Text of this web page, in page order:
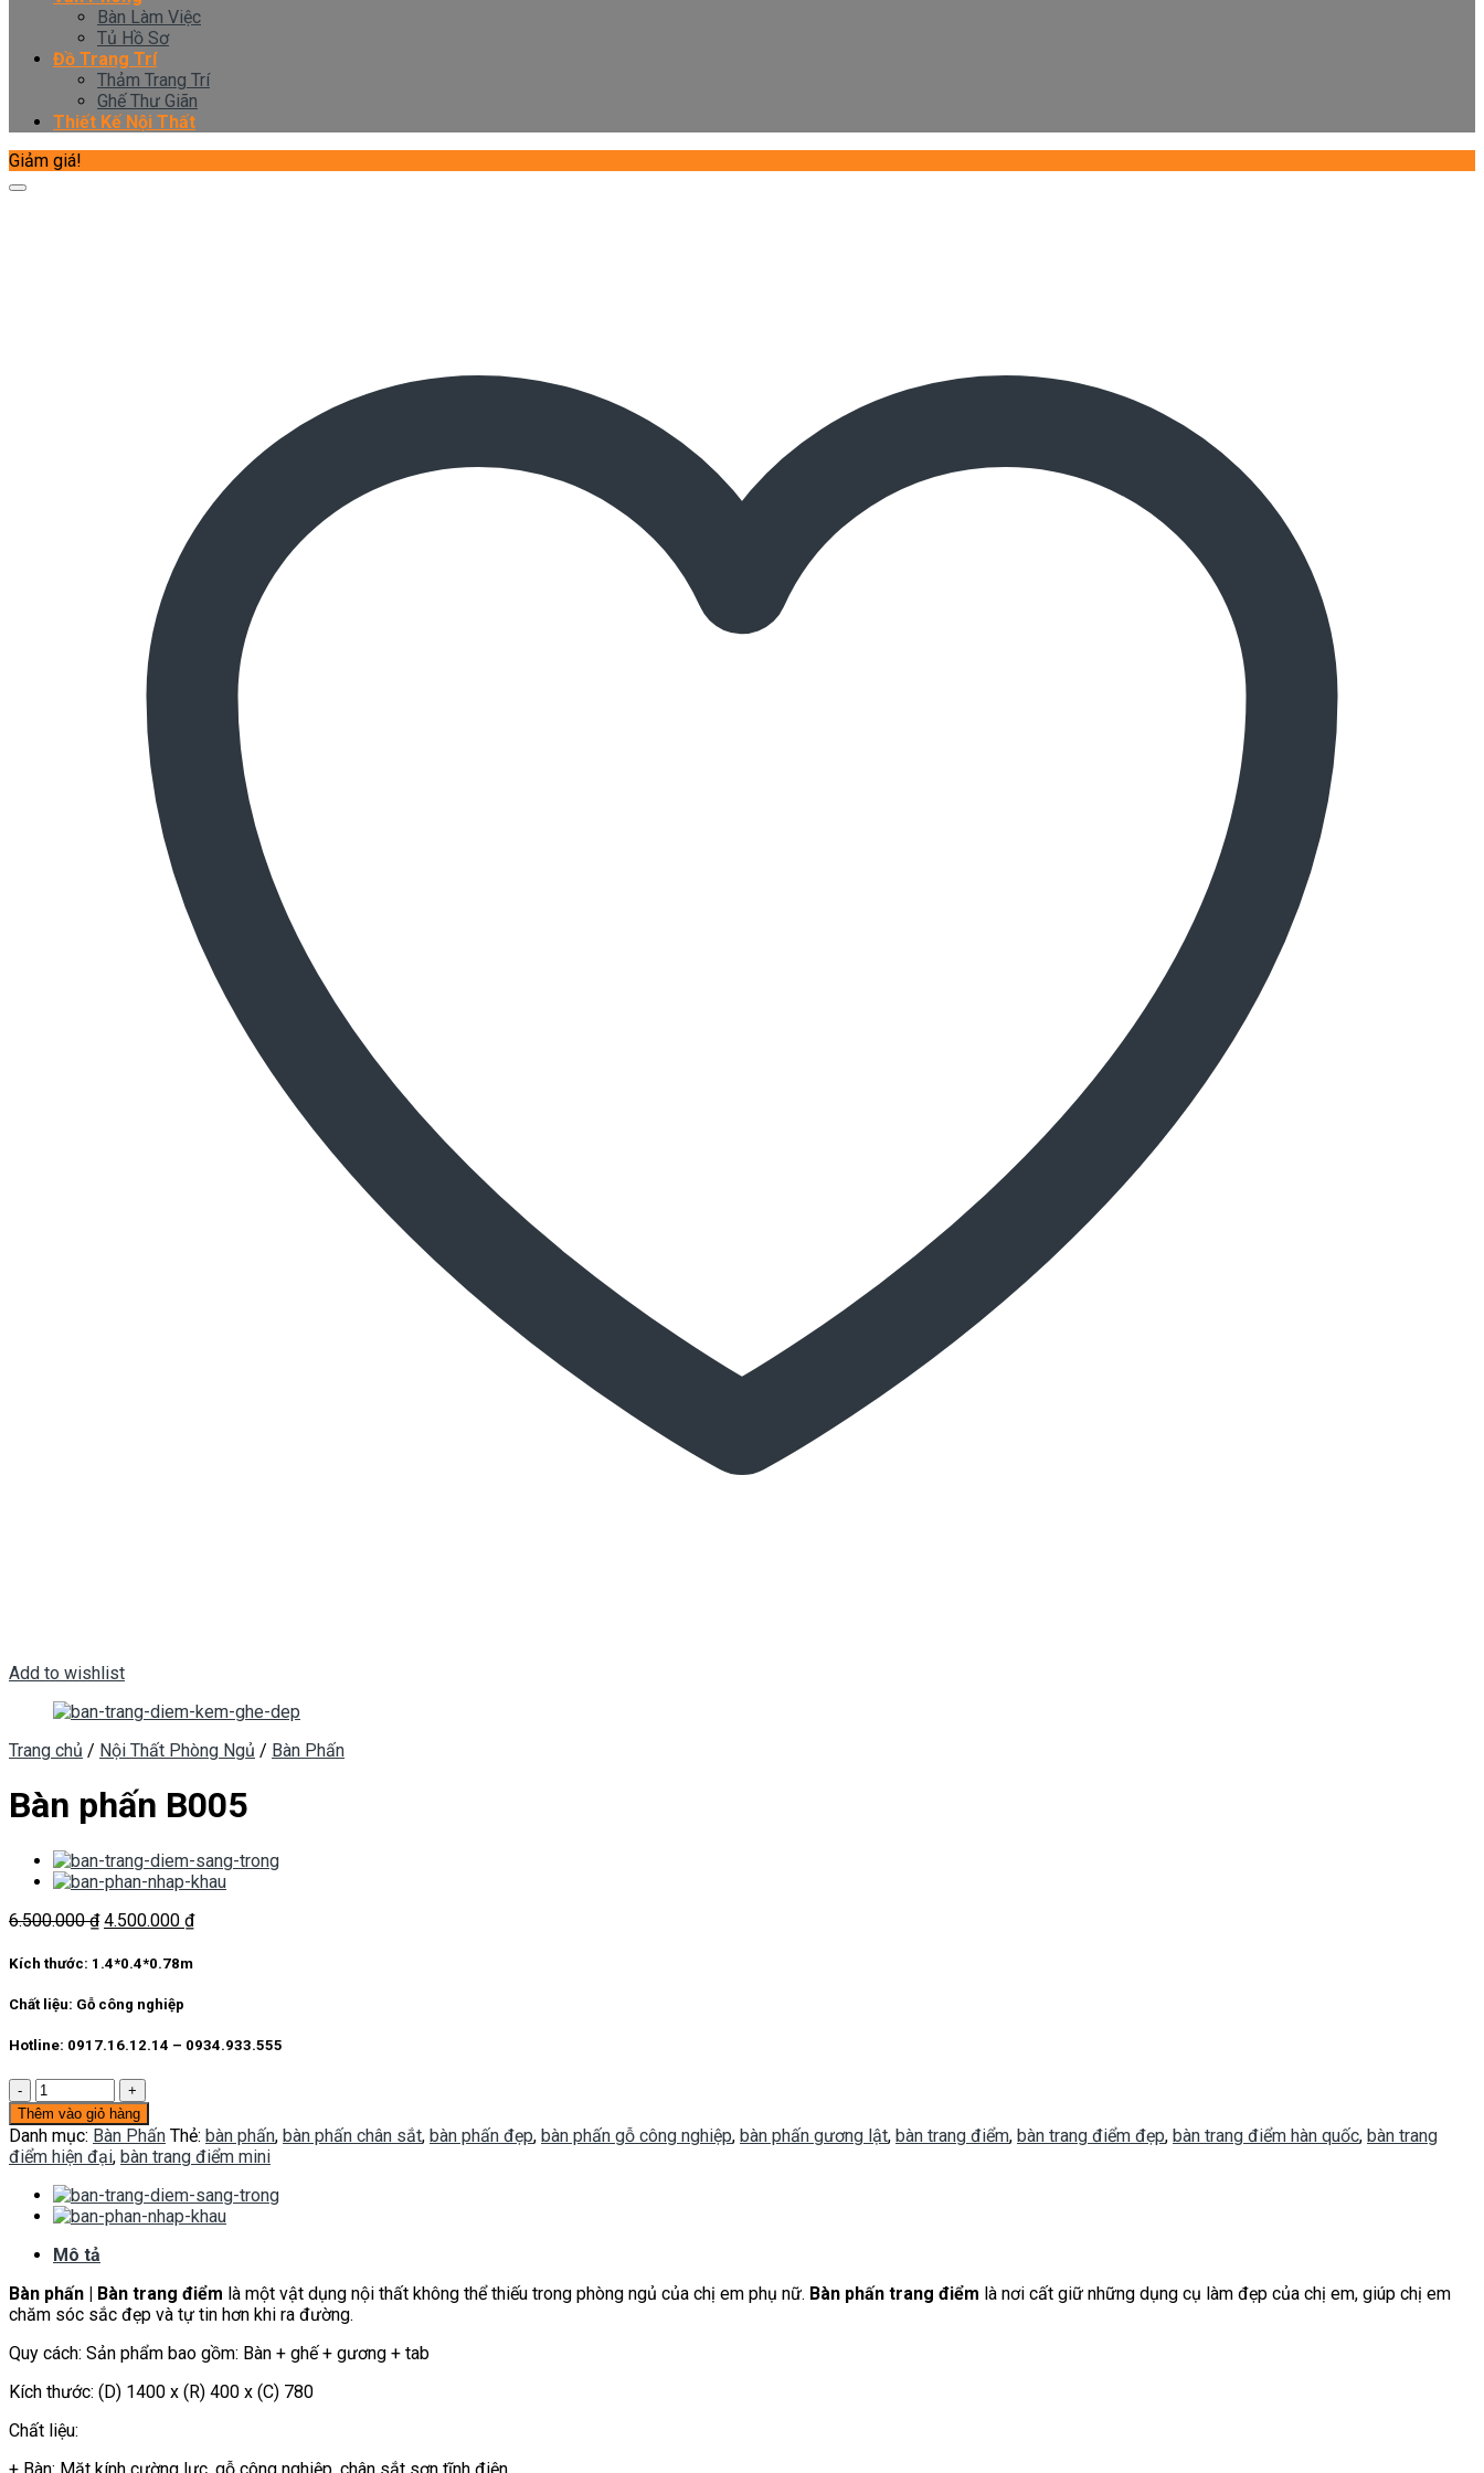
Bàn Làm Việc
Tủ Hồ Sơ
Đồ Trang Trí
Thảm Trang Trí
Ghế Thư Giãn
Thiết Kế Nội Thất
Giảm giá!
Add to wishlist
Trang chủ / Nội Thất Phòng Ngủ / Bàn Phấn
Bàn phấn B005
6.500.000₫ Giá
là:
4.500.000 ₫Giá
Kích thước: 1.4*0.4*0.78m
Chất liệu: Gỗ công nghiệp
Hotline: 0917.16.12.14 – 0934.933.555
Bàn
phấn
B005
số
lượng
Thêm vào giỏ hàng
Danh mục: Bàn Phấn Thẻ: bàn phấn, bàn phấn chân sắt, bàn phấn đẹp, bàn phấn gỗ công nghiệp, bàn phấn gương lật, bàn trang điểm, bàn trang điểm đẹp, bàn trang điểm hàn quốc, bàn trang
điểm hiện đại, bàn trang điểm mini
Mô tả
Bàn phấn | Bàn trang điểm là một vật dụng nội thất không thể thiếu trong phòng ngủ của chị em phụ nữ. Bàn phấn trang điểm là nơi cất giữ những dụng cụ làm đẹp của chị em, giúp chị em
chăm sóc sắc đẹp và tự tin hơn khi ra đường.
Quy cách: Sản phẩm bao gồm: Bàn + ghế + gương + tab
Kích thước: (D) 1400 x (R) 400 x (C) 780
Chất liệu:
+ Bàn: Mặt kính cường lực, gỗ công nghiệp, chân sắt sơn tĩnh điện.